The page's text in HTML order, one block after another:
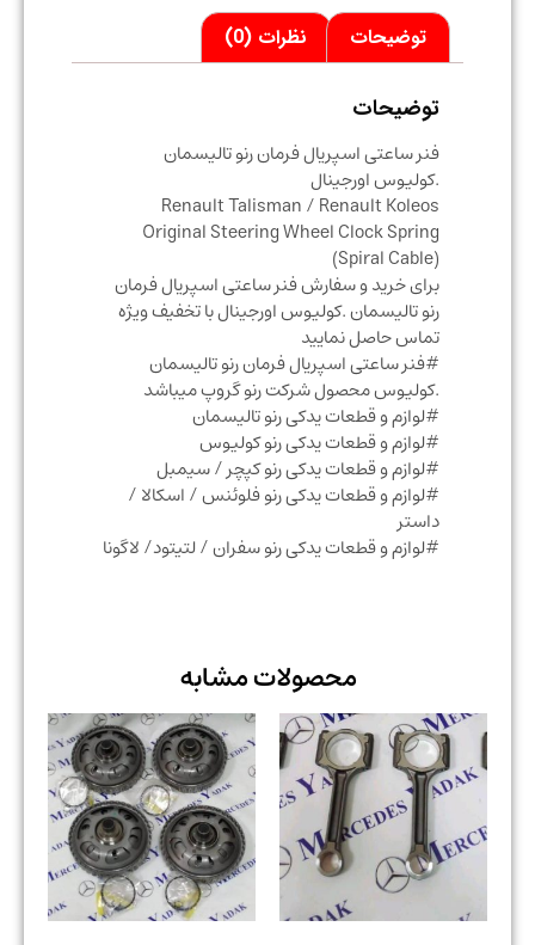
توضیحات نظرات (0)
توضیحات
فنر ساعتی اسپریال فرمان رنو تالیسمان
.کولیوس اورجینال
Renault Talisman / Renault Koleos
Original Steering Wheel Clock Spring
(Spiral Cable)
برای خرید و سفارش فنر ساعتی اسپریال فرمان
رنو تالیسمان .کولیوس اورجینال با تخفیف ویژه
تماس حاصل نمایید
#فنر ساعتی اسپریال فرمان رنو تالیسمان
.کولیوس محصول شرکت رنو گروپ میباشد
#لوازم و قطعات یدکی رنو تالیسمان
#لوازم و قطعات یدکی رنو کولیوس
#لوازم و قطعات یدکی رنو کپچر / سیمبل
#لوازم و قطعات یدکی رنو فلوئنس / اسکالا /
#لوازم و قطعات یدکی رنو سفران / لتیتود/ لاگونا
محصولات مشابه